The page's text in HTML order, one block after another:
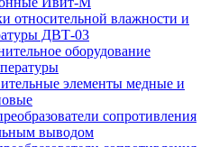
относительной влажности и
ДВТ-03
оборудование
элементы медные и
сопротивления
выводом